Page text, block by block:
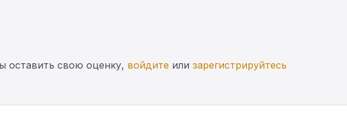
оставить свою оценку, войдите или зарегистрируйтесь